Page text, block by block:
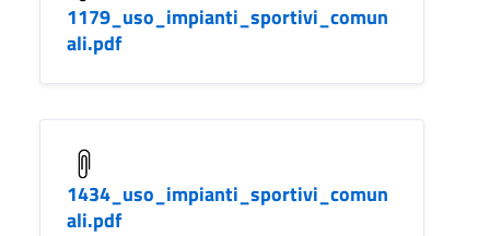
1179_uso_impianti_sportivi_comun
ali.pdf
1434_uso_impianti_sportivi_comun
ali.pdf